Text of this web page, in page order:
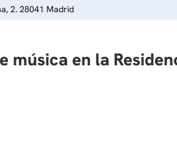
2. 28041 Madrid
música en la